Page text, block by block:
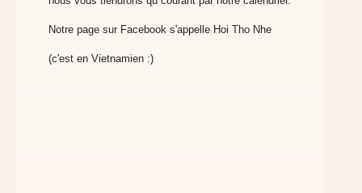
Notre page sur Facebook s'appelle Hoi Tho Nhe
(c'est en Vietnamien :)